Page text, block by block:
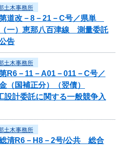
土木事務所
道改－8－21－C号／県単
一）恵那八百津線 測量委託
告
土木事務所
R6－11－A01－011－C号／
国補正分）（翌債）
設計委託に関する一般競争入
土木事務所
総清R6－H8－2号/公共 総合